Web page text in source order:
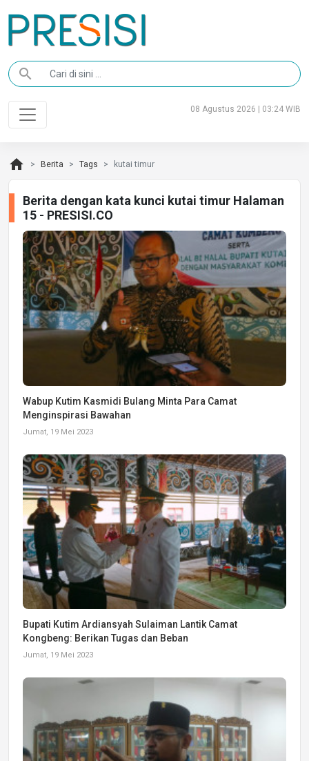
search
08 Agustus 2026 | 03:24 WIB
home Berita Tags kutai timur
Berita dengan kata kunci kutai timur Halaman
15 - PRESISI.CO
Wabup Kutim Kasmidi Bulang Minta Para Camat
Menginspirasi Bawahan
Jumat, 19 Mei 2023
Bupati Kutim Ardiansyah Sulaiman Lantik Camat
Kongbeng: Berikan Tugas dan Beban
Jumat, 19 Mei 2023